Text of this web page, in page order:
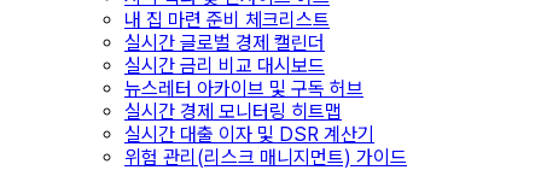
내 집 마련 준비 체크리스트
실시간 글로벌 경제 캘린더
실시간 금리 비교 대시보드
뉴스레터 아카이브 및 구독 허브
실시간 경제 모니터링 히트맵
실시간 대출 이자 및 DSR 계산기
위험 관리(리스크 매니지먼트) 가이드